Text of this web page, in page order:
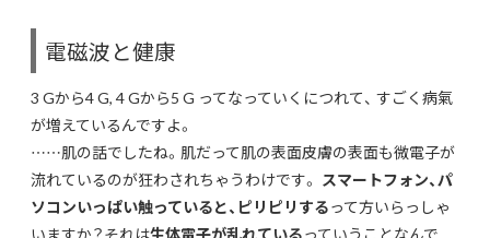
電磁波と健康
3 Gから4 G, 4 Gから5 G ってなっていくにつれて、 すごく病氣
が増えているんですよ。
……肌の話でしたね。肌だって肌の表面皮膚の表面も微電子が
流れているのが狂わされちゃうわけです。 スマートフォン、パ
ソコンいっぱい触っていると、ピリピリするって方いらっしゃ